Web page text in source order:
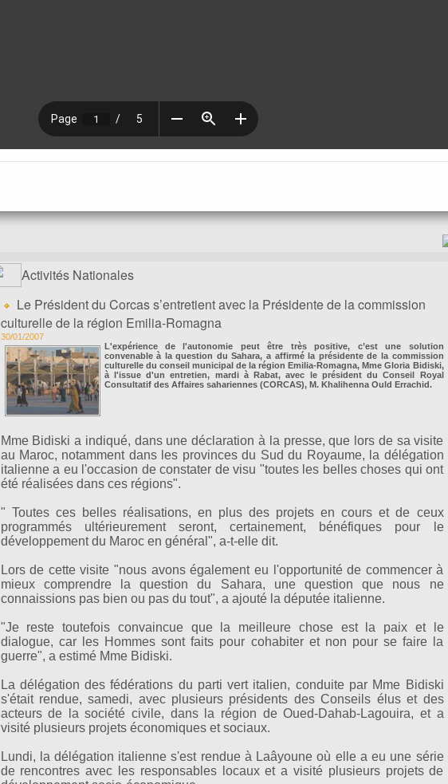
Activités Nationales
Le Président du Corcas s’entretient avec la Présidente de la commission
culturelle de la région Emilia-Romagna
30/01/2007
L'expérience de l'autonomie peut être très positive, c’est une solution
convenable à la question du Sahara, a affirmé la présidente de la commission
culturelle du conseil municipal de la région Emilia-Romagna, Mme Gloria Bidiski,
à l'issue d'un entretien, mardi à Rabat, avec le président du Conseil Royal
Consultatif des Affaires sahariennes (CORCAS), M. Khalihenna Ould Errachid.
Mme Bidiski a indiqué, dans une déclaration à la presse, que lors de sa visite
au Maroc, notamment dans les provinces du Sud du Royaume, la délégation
italienne a eu l'occasion de constater de visu "toutes les belles choses qui ont
été réalisées dans ces régions".
" Toutes ces belles réalisations, en plus des projets en cours et de ceux
programmés ultérieurement seront, certainement, bénéfiques pour le
développement du Maroc en général", a-t-elle dit.
Lors de cette visite "nous avons également eu l'opportunité de commencer à
mieux comprendre la question du Sahara, une question que nous ne
connaissions pas bien ou pas du tout", a ajouté la députée italienne.
"Je reste toutefois convaincue que la meilleure chose est la paix et le
dialogue, car les Hommes sont faits pour cohabiter et non pour se faire la
guerre", a estimé Mme Bidiski.
La délégation des fédérations du parti vert italien, conduite par Mme Bidiski
s'était rendue, samedi, avec plusieurs présidents des Conseils élus et des
acteurs de la société civile, dans la région de Oued-Dahab-Lagouira, et a
visité plusieurs projets économiques et sociaux.
Lundi, la délégation italienne s'est rendue à Laâyoune où elle a eu une série
de rencontres avec les responsables locaux et a visité plusieurs projets de